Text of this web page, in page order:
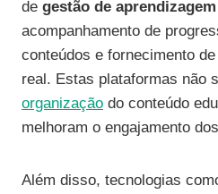
de gestão de aprendizagem
acompanhamento de
conteúdos e fornecimento de
real. Estas plataformas não
organização do conteúdo
melhoram o engajamento
Além disso, tecnologias